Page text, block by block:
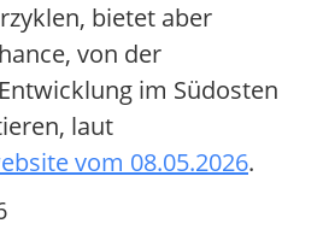
bietet aber
von der
im Südosten
laut
vom 08.05.2026.